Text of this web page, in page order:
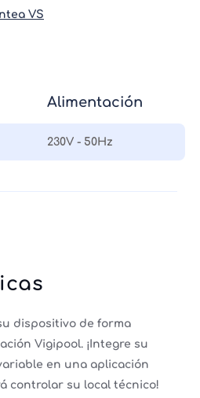
VS
Alimentación
230V - 50Hz
dispositivo de forma
Vigipool. ¡Integre su
en una aplicación
controlar su local técnico!